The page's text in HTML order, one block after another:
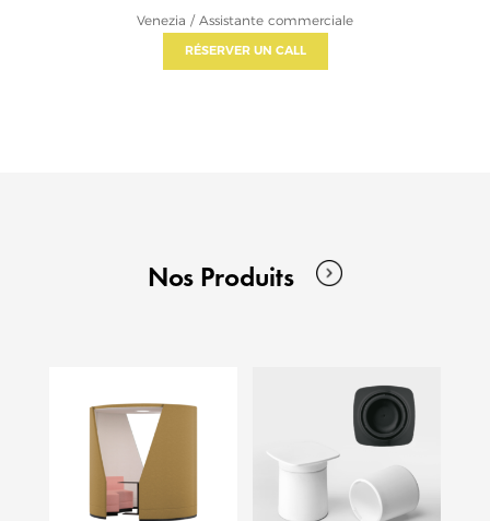
Venezia / Assistante commerciale
RÉSERVER UN CALL
Nos Produits